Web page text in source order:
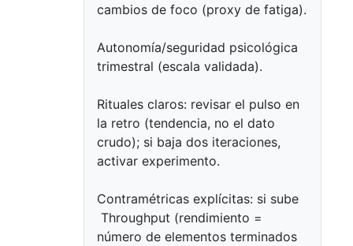
cambios de foco (proxy de fatiga).
Autonomía/seguridad psicológica
trimestral (escala validada).
Rituales claros: revisar el pulso en
la retro (tendencia, no el dato
crudo); si baja dos iteraciones,
activar experimento.
Contramétricas explícitas: si sube
Throughput (rendimiento =
número de elementos terminados